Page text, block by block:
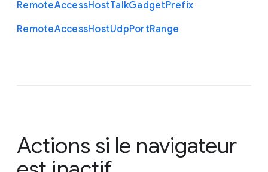
RemoteAccessHostTalkGadgetPrefix
RemoteAccessHostUdpPortRange
Actions si le navigateur